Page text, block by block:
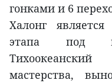
гонками и 6
Халонг
этапа под
мастерства,